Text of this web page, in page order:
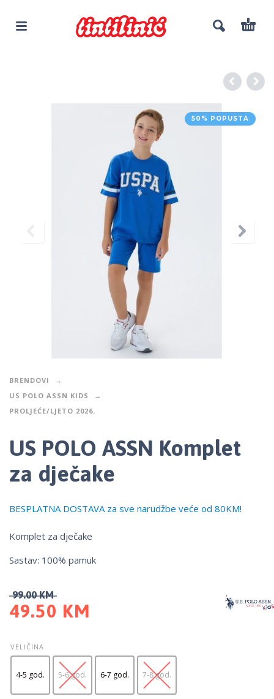
50% POPUSTA
BRENDOVI
US POLO ASSN KIDS
PROLJEĆE/LJETO 2026.
US POLO ASSN Komplet
za dječake
BESPLATNA DOSTAVA za sve narudžbe veće od 80KM!
Komplet za dječake
Sastav: 100% pamuk
99.00KM
49.50 KM
VELIČINA
4-5 god. 5-6 god. 6-7 god. 7-8 god.